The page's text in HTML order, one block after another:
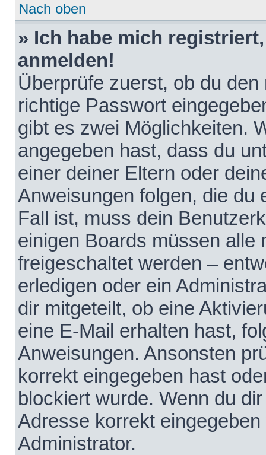
Nach oben
» Ich habe mich
anmelden!
Überprüfe zuerst, ob du
richtige Passwort
gibt es zwei Möglichkeiten.
angegeben hast, dass du
einer deiner Eltern oder
Anweisungen folgen, die du
Fall ist, muss dein
einigen Boards müssen alle
freigeschaltet werden –
erledigen oder ein
dir mitgeteilt, ob eine
eine E-Mail erhalten hast,
Anweisungen. Ansonsten
korrekt eingegeben hast
blockiert wurde. Wenn du
Adresse korrekt
Administrator.